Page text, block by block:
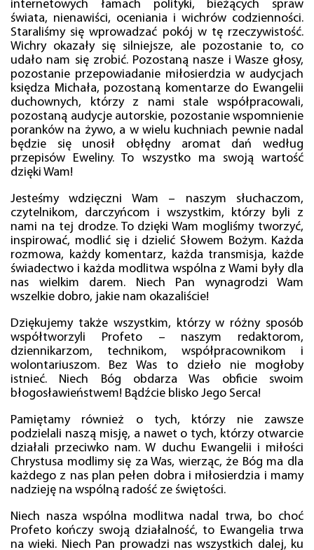
internetowych łamach polityki, bieżących spraw
świata, nienawiści, oceniania i wichrów codzienności.
Staraliśmy się wprowadzać pokój w tę rzeczywistość.
Wichry okazały się silniejsze, ale pozostanie to, co
udało nam się zrobić. Pozostaną nasze i Wasze głosy,
pozostanie przepowiadanie miłosierdzia w audycjach
księdza Michała, pozostaną komentarze do Ewangelii
duchownych, którzy z nami stale współpracowali,
pozostaną audycje autorskie, pozostanie wspomnienie
poranków na żywo, a w wielu kuchniach pewnie nadal
będzie się unosił obłędny aromat dań według
przepisów Eweliny. To wszystko ma swoją wartość
dzięki Wam!
Jesteśmy wdzięczni Wam – naszym słuchaczom,
czytelnikom, darczyńcom i wszystkim, którzy byli z
nami na tej drodze. To dzięki Wam mogliśmy tworzyć,
inspirować, modlić się i dzielić Słowem Bożym. Każda
rozmowa, każdy komentarz, każda transmisja, każde
świadectwo i każda modlitwa wspólna z Wami były dla
nas wielkim darem. Niech Pan wynagrodzi Wam
wszelkie dobro, jakie nam okazaliście!
Dziękujemy także wszystkim, którzy w różny sposób
współtworzyli Profeto – naszym redaktorom,
dziennikarzom, technikom, współpracownikom i
wolontariuszom. Bez Was to dzieło nie mogłoby
istnieć. Niech Bóg obdarza Was obficie swoim
błogosławieństwem! Bądźcie blisko Jego Serca!
Pamiętamy również o tych, którzy nie zawsze
podzielali naszą misję, a nawet o tych, którzy otwarcie
działali przeciwko nam. W duchu Ewangelii i miłości
Chrystusa modlimy się za Was, wierząc, że Bóg ma dla
każdego z nas plan pełen dobra i miłosierdzia i mamy
nadzieję na wspólną radość ze świętości.
Niech nasza wspólna modlitwa nadal trwa, bo choć
Profeto kończy swoją działalność, to Ewangelia trwa
na wieki. Niech Pan prowadzi nas wszystkich dalej, ku